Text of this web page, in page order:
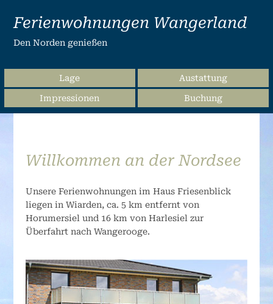
Ferienwohnungen Wangerland
Den Norden genießen
Lage Austattung
Impressionen Buchung
Willkommen an der Nordsee
Unsere Ferienwohnungen im Haus Friesenblick
liegen in Wiarden, ca. 5 km entfernt von
Horumersiel und 16 km von Harlesiel zur
Überfahrt nach Wangerooge.